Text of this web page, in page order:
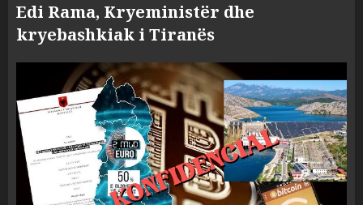
Edi Rama, Kryeministër dhe
kryebashkiak i Tiranës